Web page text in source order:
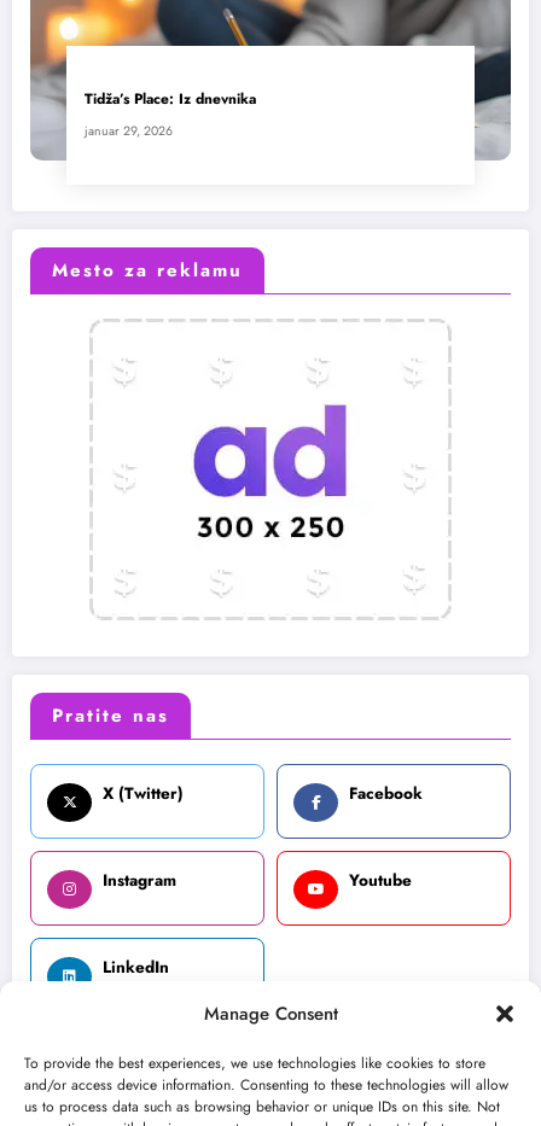
Manage Consent
To provide the best experiences, we use technologies like cookies to store
and/or access device information. Consenting to these technologies will allow
us to process data such as browsing behavior or unique IDs on this site. Not
Tidža’s Place: Iz dnevnika
januar 29, 2026
Mesto za reklamu
Pratite nas
X (Twitter) Facebook
Instagram Youtube
LinkedIn
O nama Uslovi